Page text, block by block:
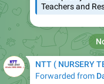
NTT ( NURSERY
Forwarded from
AFS